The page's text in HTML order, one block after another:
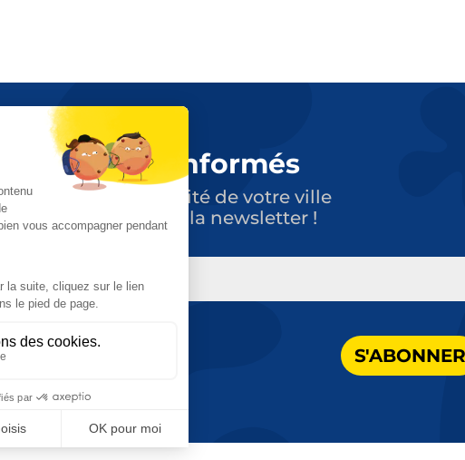
Tenez-vous informés
Suivez toute l’actualité de votre ville
en vous abonnant à la newsletter !
MAIL
S'ABONNER